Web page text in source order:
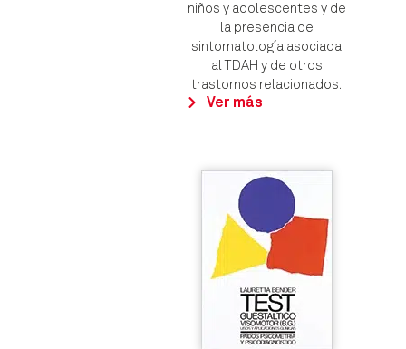
niños y adolescentes y de
la presencia de
sintomatología asociada
al TDAH y de otros
trastornos relacionados.
Ver más